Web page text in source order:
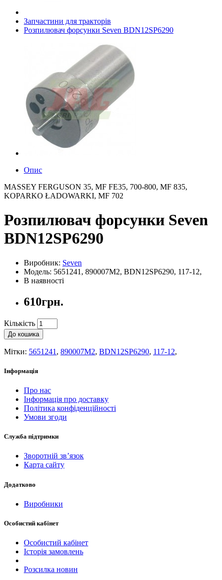
Запчастини для тракторів
Розпилювач форсунки Seven BDN12SP6290
Опис
MASSEY FERGUSON 35, MF FE35, 700-800, MF 835,
KOPARKO ŁADOWARKI, MF 702
Розпилювач форсунки Seven
BDN12SP6290
Виробник: Seven
Модель: 5651241, 890007M2, BDN12SP6290, 117-12,
В наявності
610грн.
Кількість
До кошика
Мітки: 5651241 , 890007M2, BDN12SP6290, 117-12,
Інформація
Про нас
Інформація про доставку
Політика конфіденційності
Умови згоди
Служба підтримки
Зворотній зв’язок
Карта сайту
Додатково
Виробники
Особистий кабінет
Особистий кабінет
Історія замовлень
Розсилка новин